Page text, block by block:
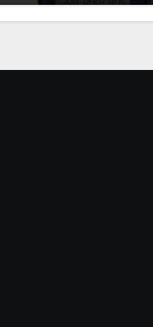
reunión con Rosa